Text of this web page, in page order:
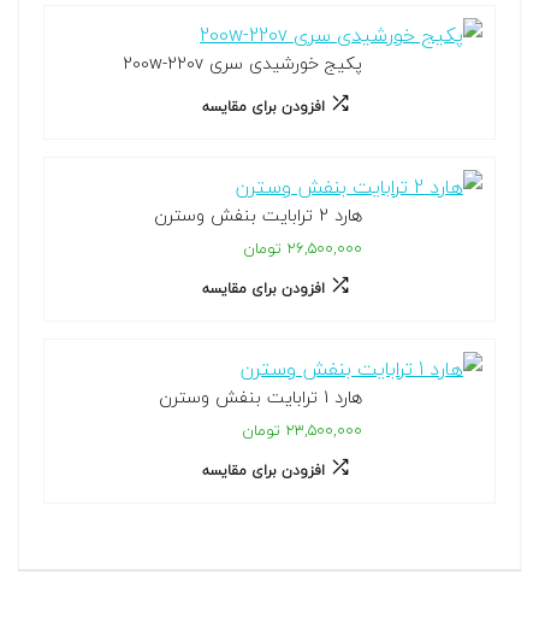
پکیج خورشیدی سری 200w-220v
افزودن برای مقایسه
هارد 2 ترابایت بنفش وسترن
۲۶,۵۰۰,۰۰۰ تومان
افزودن برای مقایسه
هارد 1 ترابایت بنفش وسترن
۲۳,۵۰۰,۰۰۰ تومان
افزودن برای مقایسه